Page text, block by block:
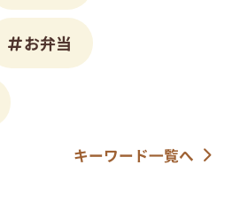
お弁当
キーワード一覧へ